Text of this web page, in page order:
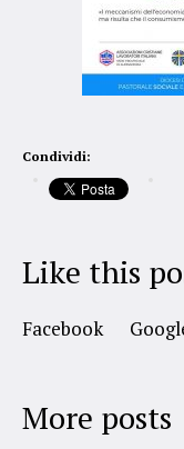
Condividi:
Like this
Facebook
More posts